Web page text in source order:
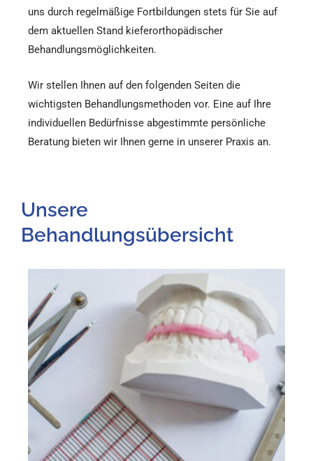
uns durch regelmäßige Fortbildungen stets für Sie auf
dem aktuellen Stand kieferorthopädischer
Behandlungsmöglichkeiten.
Wir stellen Ihnen auf den folgenden Seiten die
wichtigsten Behandlungsmethoden vor. Eine auf Ihre
individuellen Bedürfnisse abgestimmte persönliche
Beratung bieten wir Ihnen gerne in unserer Praxis an.
Unsere
Behandlungsübersicht